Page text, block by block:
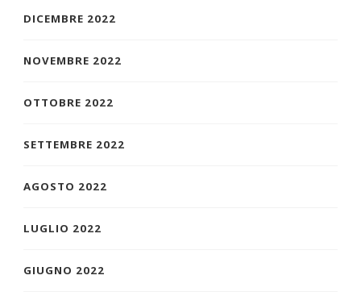
DICEMBRE 2022
NOVEMBRE 2022
OTTOBRE 2022
SETTEMBRE 2022
AGOSTO 2022
LUGLIO 2022
GIUGNO 2022